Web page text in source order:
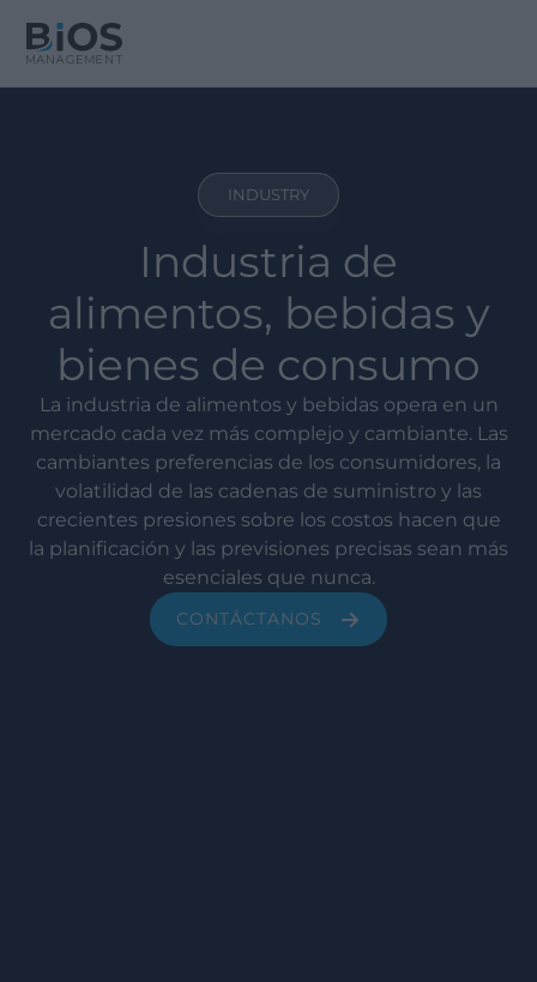
INDUSTRY
Industria de
alimentos, bebidas y
bienes de consumo
La industria de alimentos y bebidas opera en un
mercado cada vez más complejo y cambiante. Las
cambiantes preferencias de los consumidores, la
volatilidad de las cadenas de suministro y las
crecientes presiones sobre los costos hacen que
la planificación y las previsiones precisas sean más
esenciales que nunca.
CONTÁCTANOS